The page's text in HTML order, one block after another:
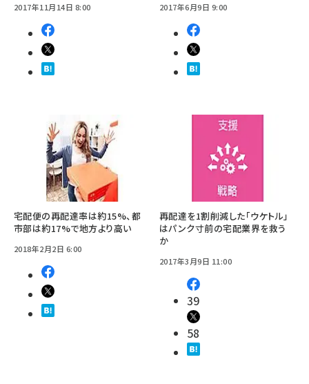
2017年11月14日 8:00 2017年6月9日 9:00
宅配便の再配達率は約15%、都
市部は約17%で地方より高い
2018年2月2日 6:00
再配達を1割削減した「ウケトル」
はパンク寸前の宅配業界を救う
か
2017年3月9日 11:00
39
58